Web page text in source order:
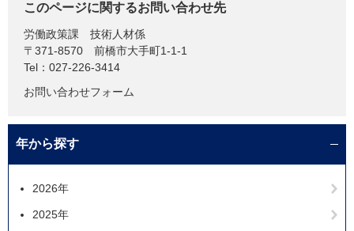
このページに関するお問い合わせ先
労働政策課
技術人材係
〒371-8570
前橋市大手町1-1-1
Tel：027-226-3414
お問い合わせフォーム
年から探す
2026年
2025年